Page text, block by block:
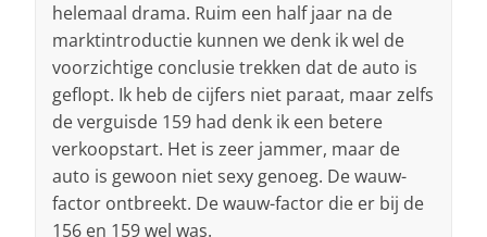
helemaal drama. Ruim een half jaar na de
marktintroductie kunnen we denk ik wel de
voorzichtige conclusie trekken dat de auto is
geflopt. Ik heb de cijfers niet paraat, maar zelfs
de verguisde 159 had denk ik een betere
verkoopstart. Het is zeer jammer, maar de
auto is gewoon niet sexy genoeg. De wauw-
factor ontbreekt. De wauw-factor die er bij de
156 en 159 wel was.